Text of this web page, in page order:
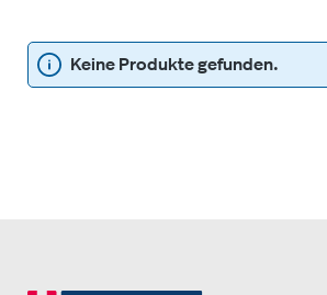
Keine Produkte gefunden.